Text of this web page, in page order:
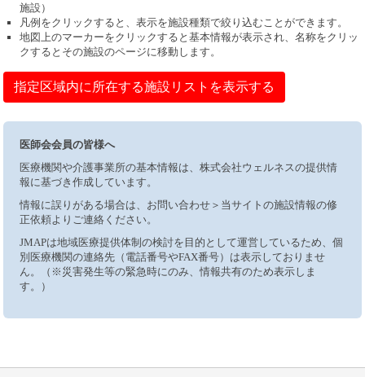
施設）
凡例をクリックすると、表示を施設種類で絞り込むことができます。
地図上のマーカーをクリックすると基本情報が表示され、名称をクリッ
クするとその施設のページに移動します。
指定区域内に所在する施設リストを表示する
医師会会員の皆様へ
医療機関や介護事業所の基本情報は、株式会社ウェルネスの提供情
報に基づき作成しています。
情報に誤りがある場合は、お問い合わせ＞当サイトの施設情報の修
正依頼よりご連絡ください。
JMAPは地域医療提供体制の検討を目的として運営しているため、個
別医療機関の連絡先（電話番号やFAX番号）は表示しておりませ
ん。（※災害発生等の緊急時にのみ、情報共有のため表示しま
す。）